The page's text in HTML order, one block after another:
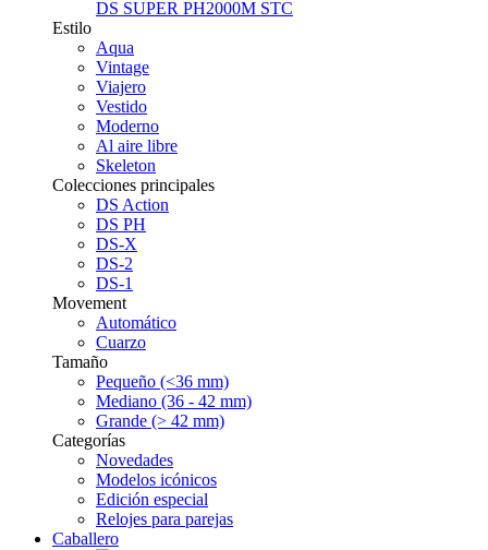
DS SUPER PH2000M STC
Estilo
Aqua
Vintage
Viajero
Vestido
Moderno
Al aire libre
Skeleton
Colecciones principales
DS Action
DS PH
DS-X
DS-2
DS-1
Movement
Automático
Cuarzo
Tamaño
Pequeño (<36 mm)
Mediano (36 - 42 mm)
Grande (> 42 mm)
Categorías
Novedades
Modelos icónicos
Edición especial
Relojes para parejas
Caballero